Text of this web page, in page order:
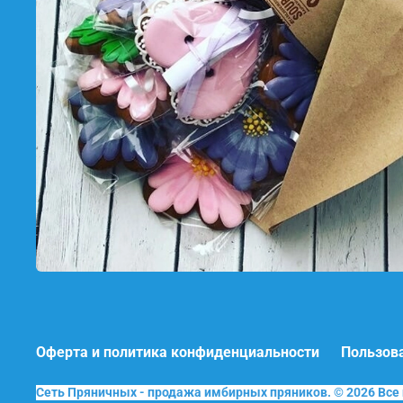
Оферта и политика конфиденциальности
Сеть Пряничных - продажа имбирных пряников. © 2026